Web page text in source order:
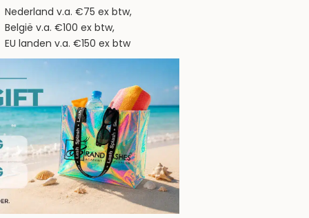
Nederland v.a. €75 ex btw,
België v.a. €100 ex btw,
EU landen v.a. €150 ex btw